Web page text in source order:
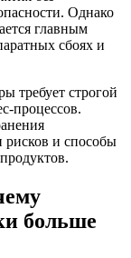
Однако
главным
сбоях и
требует строгой
процессов.
рисков и способы
больше